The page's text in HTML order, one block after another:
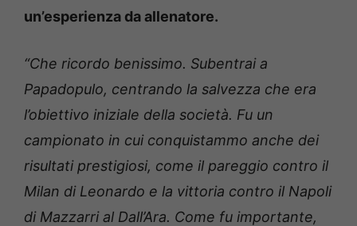
un’esperienza da allenatore.
“Che ricordo benissimo. Subentrai a
Papadopulo, centrando la salvezza che era
l’obiettivo iniziale della società. Fu un
campionato in cui conquistammo anche dei
risultati prestigiosi, come il pareggio contro il
Milan di Leonardo e la vittoria contro il Napoli
di Mazzarri al Dall’Ara. Come fu importante,